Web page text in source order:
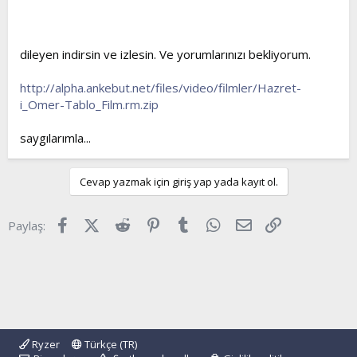
dileyen indirsin ve izlesin. Ve yorumlarınızı bekliyorum.
http://alpha.ankebut.net/files/video/filmler/Hazret-
i_Omer-Tablo_Film.rm.zip
saygılarımla...
Cevap yazmak için giriş yap yada kayıt ol.
Paylaş: FacebookX (Twitter)
Reddit Pinterest
Tumblr WhatsApp
E-posta
Ryzer
Türkçe (TR)